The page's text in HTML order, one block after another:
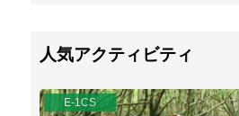
ただし、別途記載がある場合はその限りでは
８．添乗員
添乗員は、全コース同行致しません。現地ド
人気アクティビティ
E-1CS